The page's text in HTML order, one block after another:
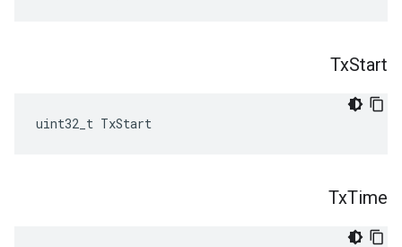
TxStart
uint32_t TxStart
TxTime